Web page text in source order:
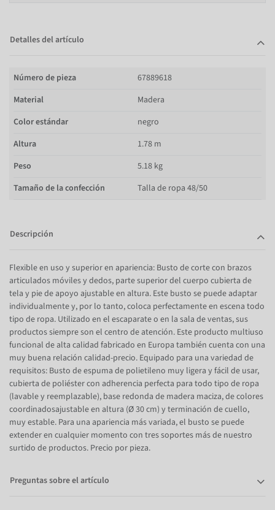
Detalles del artículo
Número de pieza
67889618
Material
Madera
Color estándar
negro
Altura
1.78 m
Peso
5.18 kg
Tamaño de la confección
Talla de ropa 48/50
Descripción
Flexible en uso y superior en apariencia: Busto de corte con brazos
articulados móviles y dedos, parte superior del cuerpo cubierta de
tela y pie de apoyo ajustable en altura. Este busto se puede adaptar
individualmente y, por lo tanto, coloca perfectamente en escena todo
tipo de ropa. Utilizado en el escaparate o en la sala de ventas, sus
productos siempre son el centro de atención. Este producto multiuso
funcional de alta calidad fabricado en Europa también cuenta con una
muy buena relación calidad-precio. Equipado para una variedad de
requisitos: Busto de espuma de polietileno muy ligera y fácil de usar,
cubierta de poliéster con adherencia perfecta para todo tipo de ropa
(lavable y reemplazable), base redonda de madera maciza, de colores
coordinadosajustable en altura (Ø 30 cm) y terminación de cuello,
muy estable. Para una apariencia más variada, el busto se puede
extender en cualquier momento con tres soportes más de nuestro
surtido de productos. Precio por pieza.
Preguntas sobre el artículo